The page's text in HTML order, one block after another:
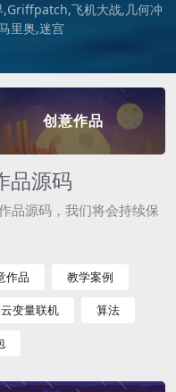
Griffpatch 飞机大战 几何冲
里奥 迷宫
创意作品
品源码
品源码，我们将会持续保
作品 教学案例
云变量联机 算法